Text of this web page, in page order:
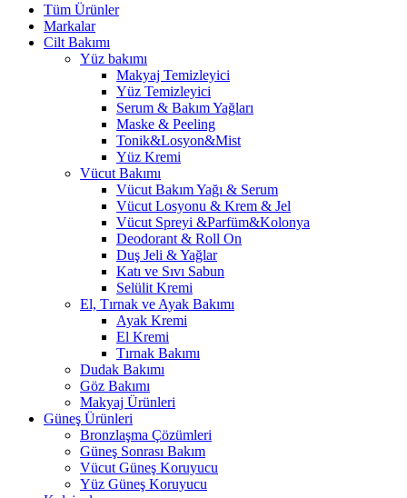
Tüm Ürünler
Markalar
Cilt Bakımı
Yüz bakımı
Makyaj Temizleyici
Yüz Temizleyici
Serum & Bakım Yağları
Maske & Peeling
Tonik&Losyon&Mist
Yüz Kremi
Vücut Bakımı
Vücut Bakım Yağı & Serum
Vücut Losyonu & Krem & Jel
Vücut Spreyi &Parfüm&Kolonya
Deodorant & Roll On
Duş Jeli & Yağlar
Katı ve Sıvı Sabun
Selülit Kremi
El, Tırnak ve Ayak Bakımı
Ayak Kremi
El Kremi
Tırnak Bakımı
Dudak Bakımı
Göz Bakımı
Makyaj Ürünleri
Güneş Ürünleri
Bronzlaşma Çözümleri
Güneş Sonrası Bakım
Vücut Güneş Koruyucu
Yüz Güneş Koruyucu